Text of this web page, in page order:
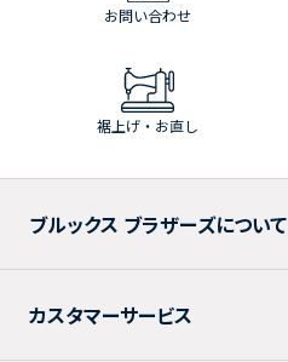
お問い合わせ
裾上げ・お直し
ブルックス ブラザーズについて
カスタマーサービス